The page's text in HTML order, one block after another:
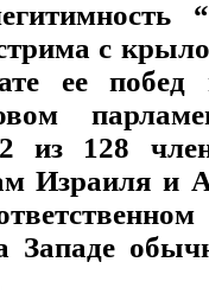
с
ее
из 128
Израиля и
Западе